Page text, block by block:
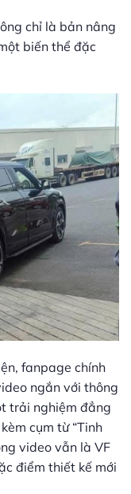
chỉ là bản nâng
biến thể đặc
fanpage chính
ngắn với thông
trải nghiệm đẳng
cụm từ “Tinh
video vẫn là VF
điểm thiết kế mới